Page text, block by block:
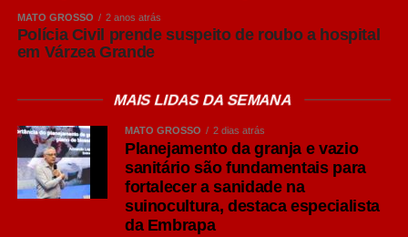
apresentar maior percepção do sabor do malte, corpo
equilibrado e aromas mais evidentes.
consumo e costumam acompanhar carnes grelhadas,
IPA: personalidade marcada pelo lúpulo
Um dos estilos que mais cresceram em popularidade nos
últimos anos é a India Pale Ale (IPA), pertencente à
família Ale. Segundo O Guia Oxford da Cerveja, de
MATO GROSSO 2 anos atrás
Polícia Civil prende suspeito de roubo a hospital
em Várzea Grande
MAIS LIDAS DA SEMANA
MATO GROSSO 2 dias atrás
Planejamento da granja e vazio
sanitário são fundamentais para
fortalecer a sanidade na
suinocultura, destaca especialista
da Embrapa